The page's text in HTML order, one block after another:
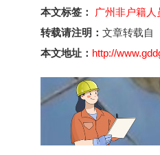
本文标签：
广州非户籍
转载请注明： 文章转载自
本文地址： http://